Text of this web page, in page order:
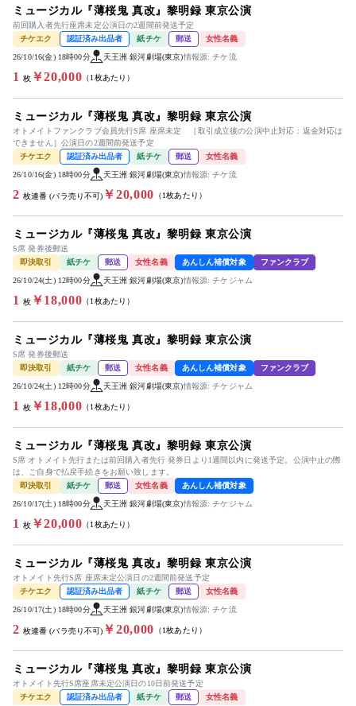
ミュージカル『薄桜鬼 真改』黎明録 東京公演
前回購入者先行座席未定公演日の2週間前発送予定
チケエク
認証済み出品者 紙チケ 郵送 女性名義
26/10/16(金) 18時00分 天王洲 銀河劇場(東京)情報源: チケ流
1 枚￥20,000 （1枚あたり）
ミュージカル『薄桜鬼 真改』黎明録 東京公演
オトメイトファンクラブ会員先行S席 座席未定 ［取引成立後の公演中止対応：返金対応は
できません］公演日の2週間前発送予定
チケエク
認証済み出品者 紙チケ 郵送 女性名義
26/10/16(金) 18時00分 天王洲 銀河劇場(東京)情報源: チケ流
2 枚連番 (バラ売り不可) ￥20,000 （1枚あたり）
ミュージカル『薄桜鬼 真改』黎明録 東京公演
S席 発券後郵送
即決取引
紙チケ 郵送 女性名義 あんしん補償対象 ファンクラブ
26/10/24(土) 12時00分 天王洲 銀河劇場(東京)情報源: チケジャム
1 枚￥18,000 （1枚あたり）
ミュージカル『薄桜鬼 真改』黎明録 東京公演
S席 発券後郵送
即決取引
紙チケ 郵送 女性名義 あんしん補償対象 ファンクラブ
26/10/24(土) 12時00分 天王洲 銀河劇場(東京)情報源: チケジャム
1 枚￥18,000 （1枚あたり）
ミュージカル『薄桜鬼 真改』黎明録 東京公演
S席 オトメイト先行または前回購入者先行 発券日より1週間以内に発送予定。公演中止の際
は、ご自身で払戻手続きをお願い致します。
即決取引
紙チケ 郵送 女性名義 あんしん補償対象
26/10/17(土) 18時00分 天王洲 銀河劇場(東京)情報源: チケジャム
1 枚￥20,000 （1枚あたり）
ミュージカル『薄桜鬼 真改』黎明録 東京公演
オトメイト先行S席 座席未定公演日の2週間前発送予定
チケエク
認証済み出品者 紙チケ 郵送 女性名義
26/10/17(土) 18時00分 天王洲 銀河劇場(東京)情報源: チケ流
2 枚連番 (バラ売り不可) ￥20,000 （1枚あたり）
ミュージカル『薄桜鬼 真改』黎明録 東京公演
オトメイト先行S席座席未定公演日の10日前発送予定
チケエク
認証済み出品者 紙チケ 郵送 女性名義